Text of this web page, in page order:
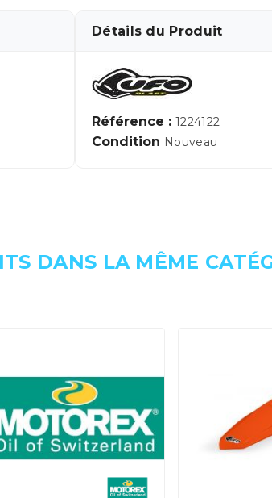
Détails du Produit
Référence : 1224122
Condition Nouveau
DANS LA MÊME